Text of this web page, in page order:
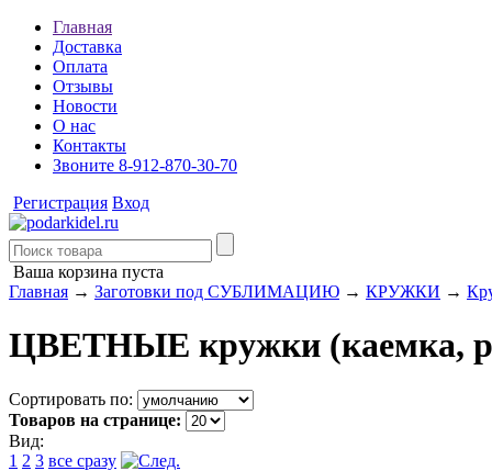
Главная
Доставка
Оплата
Отзывы
Новости
О нас
Контакты
Звоните 8-912-870-30-70
Регистрация Вход
Ваша корзина пуста
Главная → Заготовки под СУБЛИМАЦИЮ → КРУЖКИ →
ЦВЕТНЫЕ кружки (каемка,
Сортировать по:
Товаров на странице:
Вид:
1 2 3 все сразу